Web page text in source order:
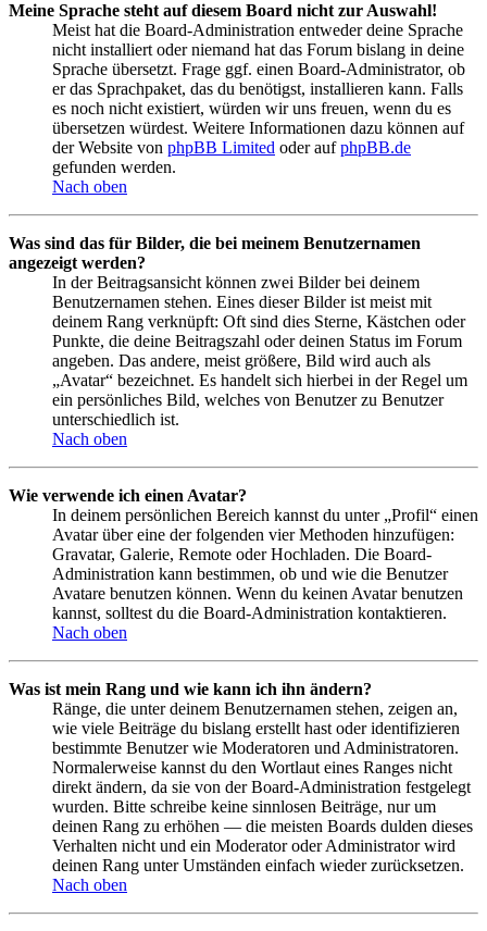
Meine Sprache steht auf diesem Board nicht zur Auswahl!
Meist hat die Board-Administration entweder deine Sprache
nicht installiert oder niemand hat das Forum bislang in deine
Sprache übersetzt. Frage ggf. einen Board-Administrator, ob
er das Sprachpaket, das du benötigst, installieren kann. Falls
es noch nicht existiert, würden wir uns freuen, wenn du es
übersetzen würdest. Weitere Informationen dazu können auf
der Website von phpBB Limited oder aufphpBB.de
gefunden werden.
Nach oben
Was sind das für Bilder, die bei meinem Benutzernamen
angezeigt werden?
In der Beitragsansicht können zwei Bilder bei deinem
Benutzernamen stehen. Eines dieser Bilder ist meist mit
deinem Rang verknüpft: Oft sind dies Sterne, Kästchen oder
Punkte, die deine Beitragszahl oder deinen Status im Forum
angeben. Das andere, meist größere, Bild wird auch als
„Avatar“ bezeichnet. Es handelt sich hierbei in der Regel um
ein persönliches Bild, welches von Benutzer zu Benutzer
unterschiedlich ist.
Nach oben
Wie verwende ich einen Avatar?
In deinem persönlichen Bereich kannst du unter „Profil“ einen
Avatar über eine der folgenden vier Methoden hinzufügen:
Gravatar, Galerie, Remote oder Hochladen. Die Board-
Administration kann bestimmen, ob und wie die Benutzer
Avatare benutzen können. Wenn du keinen Avatar benutzen
kannst, solltest du die Board-Administration kontaktieren.
Nach oben
Was ist mein Rang und wie kann ich ihn ändern?
Ränge, die unter deinem Benutzernamen stehen, zeigen an,
wie viele Beiträge du bislang erstellt hast oder identifizieren
bestimmte Benutzer wie Moderatoren und Administratoren.
Normalerweise kannst du den Wortlaut eines Ranges nicht
direkt ändern, da sie von der Board-Administration festgelegt
wurden. Bitte schreibe keine sinnlosen Beiträge, nur um
deinen Rang zu erhöhen — die meisten Boards dulden dieses
Verhalten nicht und ein Moderator oder Administrator wird
deinen Rang unter Umständen einfach wieder zurücksetzen.
Nach oben